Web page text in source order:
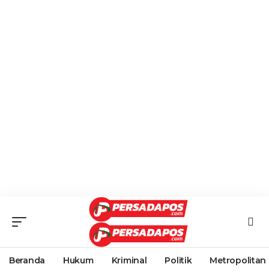
Beranda Hukum Kriminal Politik Metropolitan